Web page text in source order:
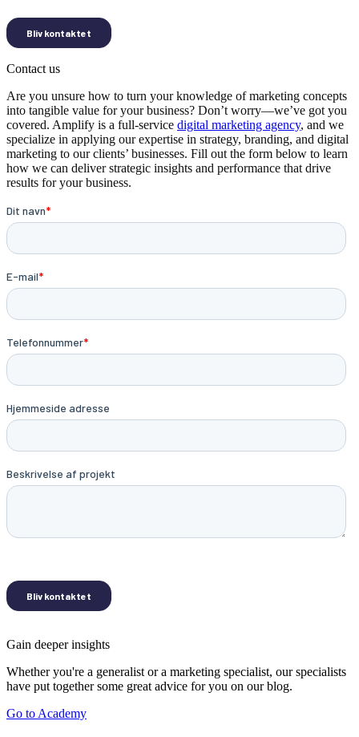
Contact us
Are you unsure how to turn your knowledge of marketing concepts
into tangible value for your business? Don’t worry—we’ve got you
covered. Amplify is a full-service digital marketing agency, and we
specialize in applying our expertise in strategy, branding, and digital
marketing to our clients’ businesses. Fill out the form below to learn
how we can deliver strategic insights and performance that drive
results for your business.
Gain deeper insights
Whether you're a generalist or a marketing specialist, our specialists
have put together some great advice for you on our blog.
Go to Academy